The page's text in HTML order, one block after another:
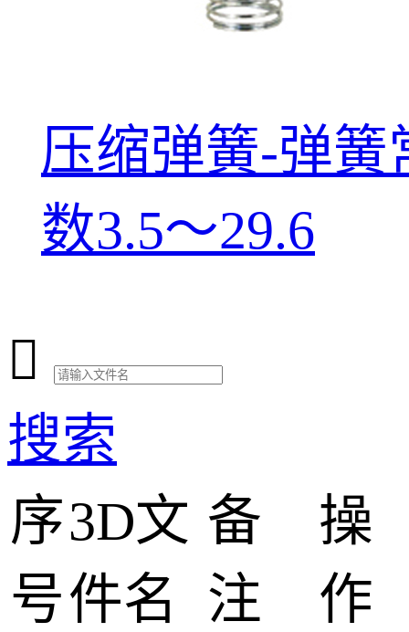
压缩弹簧-弹簧
数3.5～29.6

搜索
序
号
3D文
件名
备
注
操
作